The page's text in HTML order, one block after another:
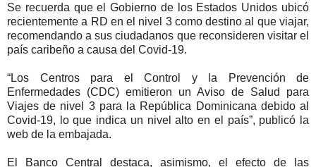
Se recuerda que el Gobierno de los Estados Unidos ubicó
recientemente a RD en el nivel 3 como destino al que viajar,
recomendando a sus ciudadanos que reconsideren visitar el
país caribeño a causa del Covid-19.
“Los Centros para el Control y la Prevención de
Enfermedades (CDC) emitieron un Aviso de Salud para
Viajes de nivel 3 para la República Dominicana debido al
Covid-19, lo que indica un nivel alto en el país”, publicó la
web de la embajada.
El Banco Central destaca, asimismo, el efecto de las